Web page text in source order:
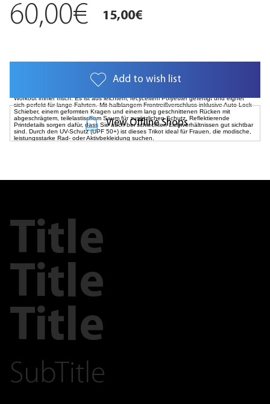
60,00€ 15,00€
Damen Flutter Trikot. Dieses Damen-Radtrikot aus Quick-Dry & Fresh-Gewebe wurde
für maximale Performance entwickelt. Es leitet Schweiß ab, trocknet schnell und wehrt
Workout immer frisch. Es ist aus leichtem, recyceltem Polyester gefertigt und eignet
sich perfekt für lange Fahrten. Mit halblangem Frontreißverschluss inklusive Auto-Lock-
Schieber, einem geformten Kragen und einem lang geschnittenen Rücken mit
abgeschrägtem, teilelastischem Saum für zusätzlichen Schutz. Reflektierende
Printdetails sorgen dafür, dass Sie auch bei schlechten Lichtverhältnissen gut sichtbar
sind. Durch den UV-Schutz (UPF 50+) ist dieses Trikot ideal für Frauen, die modische,
leistungsstarke Rad- oder Aktivbekleidung suchen.
Add to wish list
View Offline Shops
Title
Title
Title
SubTitle